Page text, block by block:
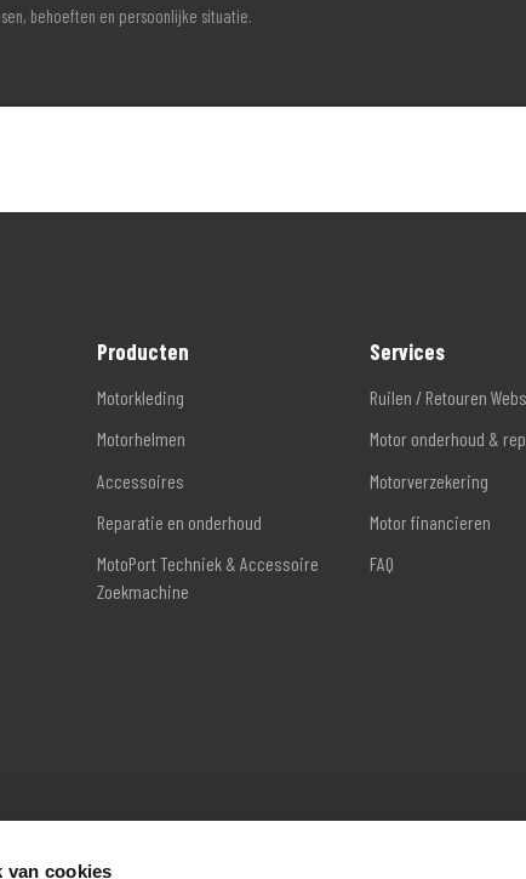
van cookies
behoeften en persoonlijke situatie.
Producten
Motorkleding
Motorhelmen
Accessoires
Reparatie en onderhoud
MotoPort Techniek & Accessoire
Zoekmachine
Services
Ruilen / Retouren
Motor onderhoud &
Motorverzekering
Motor financieren
FAQ